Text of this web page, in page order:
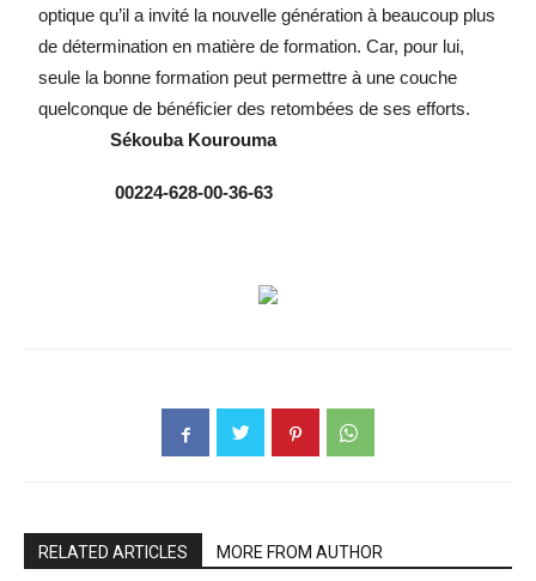
optique qu’il a invité la nouvelle génération à beaucoup plus
de détermination en matière de formation. Car, pour lui,
seule la bonne formation peut permettre à une couche
quelconque de bénéficier des retombées de ses efforts.
Sékouba Kourouma
00224-628-00-36-63
RELATED ARTICLES MORE FROM AUTHOR